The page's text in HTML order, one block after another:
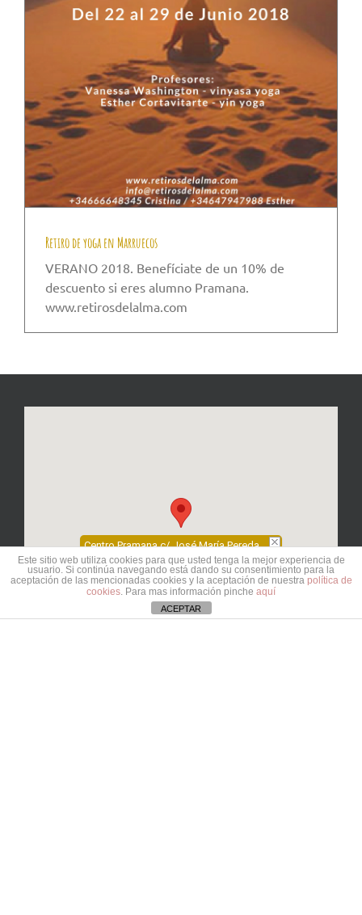
Retiro de yoga en Marruecos
VERANO 2018. Benefíciate de un 10% de
descuento si eres alumno Pramana.
www.retirosdelalma.com
Centro Pramana c/ José María Pereda
1, entresuelo 1 Torrelavega, Cantabria
Este sitio web utiliza cookies para que usted tenga la mejor experiencia de
usuario. Si continúa navegando está dando su consentimiento para la
aceptación de las mencionadas cookies y la aceptación de nuestra política de
cookies. Para mas información pinche aquí
ACEPTAR